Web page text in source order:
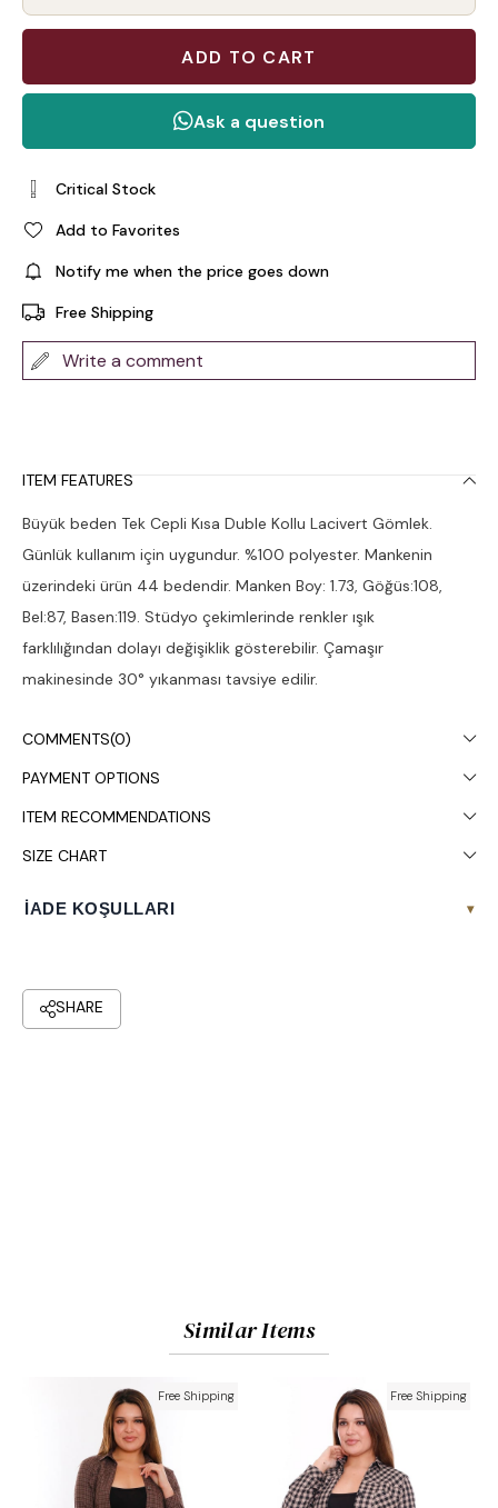
Critical Stock
Add to Favorites
Notify me when the price goes down
Free Shipping
Write a comment
ITEM FEATURES
Büyük beden Tek Cepli Kısa Duble Kollu Lacivert Gömlek.
Günlük kullanım için uygundur. %100 polyester. Mankenin
üzerindeki ürün 44 bedendir. Manken Boy: 1.73, Göğüs:108,
Bel:87, Basen:119. Stüdyo çekimlerinde renkler ışık
farklılığından dolayı değişiklik gösterebilir. Çamaşır
makinesinde 30° yıkanması tavsiye edilir.
COMMENTS(0)
PAYMENT OPTIONS
ITEM RECOMMENDATIONS
SIZE CHART
İADE KOŞULLARI ▾
Similar Items
Free Shipping Free Shipping